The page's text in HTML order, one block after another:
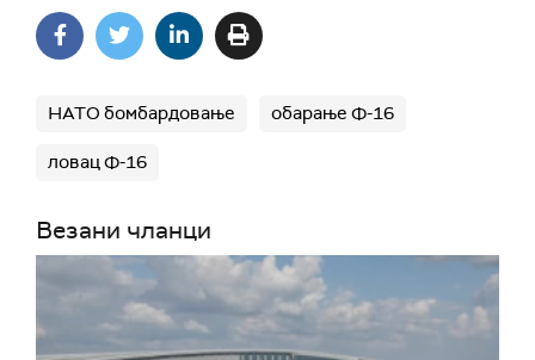
НАТО бомбардовање обарање Ф-16
ловац Ф-16
Везани чланци